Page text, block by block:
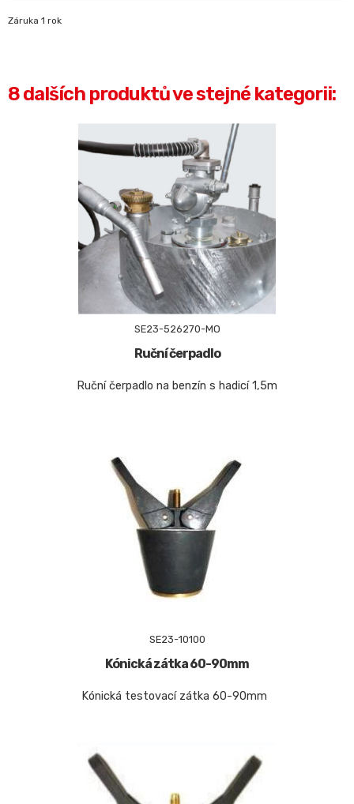
Záruka 1 rok
8 dalších produktů ve stejné kategorii:
SE23-526270-MO
Ruční čerpadlo
Ruční čerpadlo na benzín s hadicí 1,5m
SE23-10100
Kónická zátka 60-90mm
Kónická testovací zátka 60-90mm